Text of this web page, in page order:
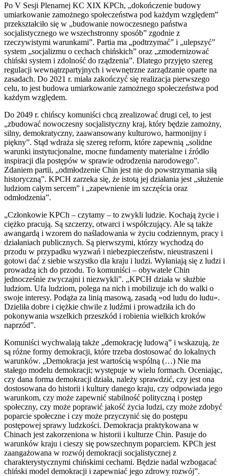
Po V Sesji Plenarnej KC XIX KPCh, „dokończenie budowy
umiarkowanie zamożnego społeczeństwa pod każdym względem”
przekształciło się w „budowanie nowoczesnego państwa
socjalistycznego we wszechstronny sposób” zgodnie z
rzeczywistymi warunkami”. Partia ma „podtrzymać” i „ulepszyć”
system „socjalizmu o cechach chińskich” oraz „zmodernizować
chiński system i zdolność do rządzenia”. Dlatego przyjęto szereg
regulacji wewnątrzpartyjnych i wewnętrzne zarządzanie oparte na
zasadach. Do 2021 r. miała zakończyć się realizacja pierwszego
celu, to jest budowa umiarkowanie zamożnego społeczeństwa pod
każdym względem.
Do 2049 r. chińscy komuniści chcą zrealizować drugi cel, to jest
„zbudować nowoczesny socjalistyczny kraj, który będzie zamożny,
silny, demokratyczny, zaawansowany kulturowo, harmonijny i
piękny”. Stąd wdraża się szereg reform, które zapewnią „solidne
warunki instytucjonalne, mocne fundamenty materialne i źródło
inspiracji dla postępów w sprawie odrodzenia narodowego”.
Zdaniem partii, „odmłodzenie Chin jest nie do powstrzymania siłą
historyczną”. KPCH zarzeka się, że istotą jej działania jest „służenie
ludziom całym sercem” i „zapewnienie im szczęścia oraz
odmłodzenia”.
„Członkowie KPCh – czytamy – to zwykli ludzie. Kochają życie i
ciężko pracują. Są szczerzy, otwarci i współczujący. Ale są także
awangardą i wzorem do naśladowania w życiu codziennym, pracy i
działaniach publicznych. Są pierwszymi, którzy wychodzą do
przodu w przypadku wyzwań i niebezpieczeństw, nieustraszeni i
gotowi dać z siebie wszystko dla kraju i ludzi. Wyłaniają się z ludzi i
prowadzą ich do przodu. To komuniści – obywatele Chin
jednocześnie zwyczajni i niezwykli”. „KPCH działa w służbie
ludziom. Ufa ludziom, polega na nich i mobilizuje ich do walki o
swoje interesy. Podąża za linią masową, zasadą »od ludu do ludu«.
Dzieliła dobre i ciężkie chwile z ludźmi i prowadziła ich do
pokonywania wszelkich przeszkód i robienia wielkich kroków
naprzód”.
Komuniści wychwalają także „demokrację ludową” i wskazują, że
są różne formy demokracji, które trzeba dostosować do lokalnych
warunków. „Demokracja jest wartością wspólną (…) Nie ma
stałego modelu demokracji; występuje w wielu formach. Oceniając,
czy dana forma demokracji działa, należy sprawdzić, czy jest ona
dostosowana do historii i kultury danego kraju, czy odpowiada jego
warunkom, czy może zapewnić stabilność polityczną i postęp
społeczny, czy może poprawić jakość życia ludzi, czy może zdobyć
poparcie społeczne i czy może przyczynić się do postępu
postępowej sprawy ludzkości. Demokracja praktykowana w
Chinach jest zakorzeniona w historii i kulturze Chin. Pasuje do
warunków kraju i cieszy się powszechnym poparciem. KPCh jest
zaangażowana w rozwój demokracji socjalistycznej z
charakterystycznymi chińskimi cechami. Będzie nadal wzbogacać
chiński model demokracji i zapewniać jego zdrowy rozwój”.